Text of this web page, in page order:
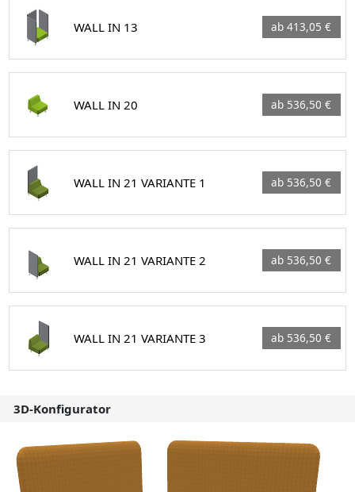
WALL IN 13 ab 413,05 €
WALL IN 20 ab 536,50 €
WALL IN 21 VARIANTE 1 ab 536,50 €
WALL IN 21 VARIANTE 2 ab 536,50 €
WALL IN 21 VARIANTE 3 ab 536,50 €
3D-Konfigurator